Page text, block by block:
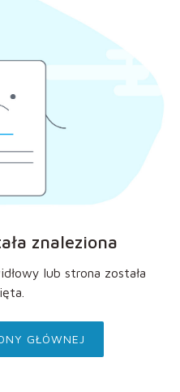
znaleziona
lub strona została
GŁÓWNEJ